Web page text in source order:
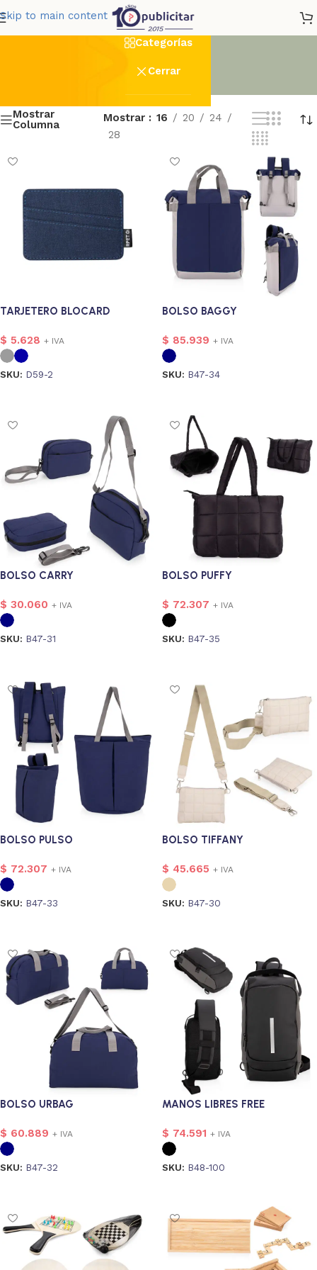
Skip to main content
Categorías
Cerrar
Mostrar
Columna
Mostrar 16 20
24
28
TARJETERO BLOCARD
$ 5.628 + IVA
SKU: D59-2
BOLSO BAGGY
$ 85.939 + IVA
SKU: B47-34
BOLSO CARRY
$ 30.060 + IVA
SKU: B47-31
BOLSO PUFFY
$ 72.307 + IVA
SKU: B47-35
BOLSO PULSO
$ 72.307 + IVA
SKU: B47-33
BOLSO TIFFANY
$ 45.665 + IVA
SKU: B47-30
BOLSO URBAG
$ 60.889 + IVA
SKU: B47-32
MANOS LIBRES FREE
$ 74.591 + IVA
SKU: B48-100